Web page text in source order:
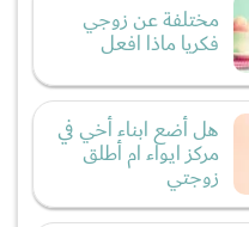
مختلفة عن زوجي
فكريا ماذا افعل
هل أضع ابناء أخي في
مركز ايواء ام أطلق
زوجتي